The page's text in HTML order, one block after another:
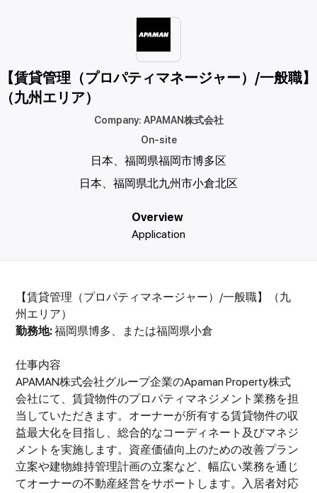
【賃貸管理（プロパティマネージャー）/一般職】
（九州エリア）
Company: APAMAN株式会社
On-site
日本、福岡県福岡市博多区
日本、福岡県北九州市小倉北区
Overview
Application
【賃貸管理（プロパティマネージャー）/一般職】（九
州エリア）
勤務地:福岡県博多、または福岡県小倉
仕事内容
APAMAN株式会社グループ企業のApaman Property株式
会社にて、賃貸物件のプロパティマネジメント業務を担
当していただきます。オーナーが所有する賃貸物件の収
益最大化を目指し、総合的なコーディネート及びマネジ
メントを実施します。資産価値向上のための改善プラン
立案や建物維持管理計画の立案など、幅広い業務を通じ
てオーナーの不動産経営をサポートします。入居者対応